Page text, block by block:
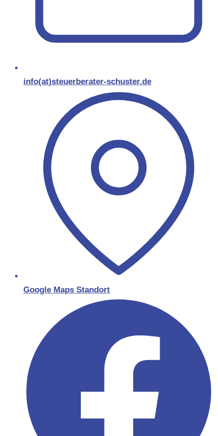
info(at)steuerberater-schuster.de
Google Maps Standort